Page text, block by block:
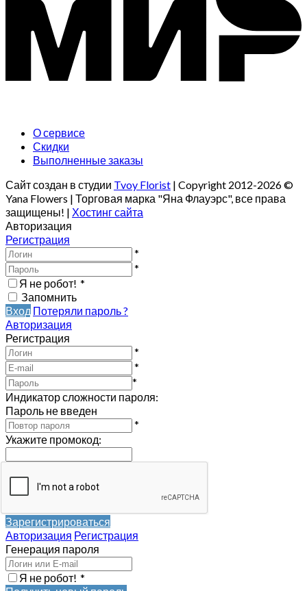
О сервисе
Скидки
Выполненные заказы
Сайт создан в студии Tvoy Florist | Copyright 2012-2026 ©
Yana Flowers | Торговая марка "Яна Флауэрс", все права
защищены! | Хостинг сайта
Авторизация
Регистрация
*
*
Я не робот! *
Запомнить
Вход Потеряли пароль ?
Авторизация
Регистрация
*
*
*
Индикатор сложности пароля:
Пароль не введен
*
Укажите промокод:
Зарегистрироваться
Авторизация Регистрация
Генерация пароля
Я не робот! *